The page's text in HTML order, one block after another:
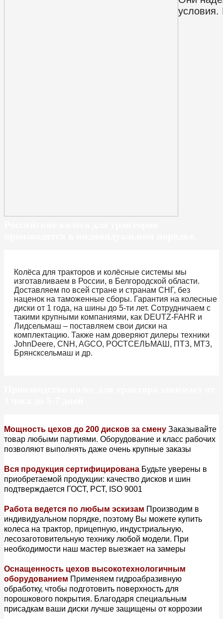
условия.
Колёса для тракторов и колёсные системы мы
изготавливаем в России, в Белгородской области.
Доставляем по всей стране и странам СНГ, без
наценок на таможенные сборы. Гарантия на колесные
диски от 1 года, на шины до 5-ти лет. Сотрудничаем с
такими крупными компаниями, как DEUTZ-FAHR и
Лидсельмаш – поставляем свои диски на
комплектацию. Также нам доверяют дилеры техники
JohnDeere, CNH, AGCO, РОСТСЕЛЬМАШ, ПТЗ, МТЗ,
Брянсксельмаш и др.
Мощность цехов до 200 дисков за смену Заказывайте
товар любыми партиями. Оборудование и класс рабочих
позволяют выполнять даже очень крупные заказы
Вся продукция сертифицирована Будьте уверены в
приобретаемой продукции: качество дисков и шин
подтверждается ГОСТ, РСТ, ISO 9001
Работа ведется по любым эскизам Производим в
индивидуальном порядке, поэтому Вы можете купить
колеса на трактор, прицепную, индустриальную,
лесозаготовительную технику любой модели. При
необходимости наш мастер выезжает на замеры
Оснащенность цехов высокотехнологичным
оборудованием Применяем гидроабразивную
обработку, чтобы подготовить поверхность для
порошкового покрытия. Благодаря специальным
присадкам ваши диски лучше защищены от коррозии